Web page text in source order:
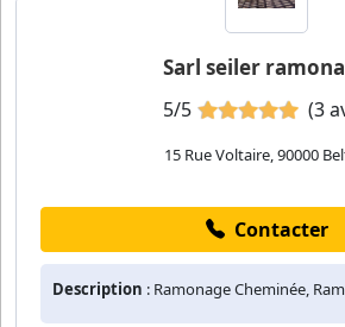
Sarl seiler
5/5 (3
15 Rue Voltaire, 90000
Contacter
Description : Ramonage Cheminée,